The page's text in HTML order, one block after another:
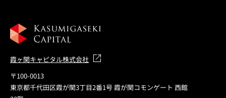
霞ヶ関キャピタル株式会社
〒100-0013
東京都千代田区霞が関3丁目2番1号 霞が関コモンゲート 西館